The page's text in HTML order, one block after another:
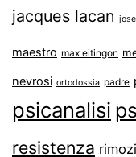
jacques lacan
maestro max eitingon
nevrosi ortodossia padre
psicanalisi
resistenza